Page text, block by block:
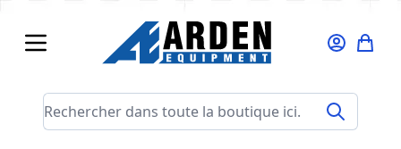
Rechercher dans toute la boutique ici...